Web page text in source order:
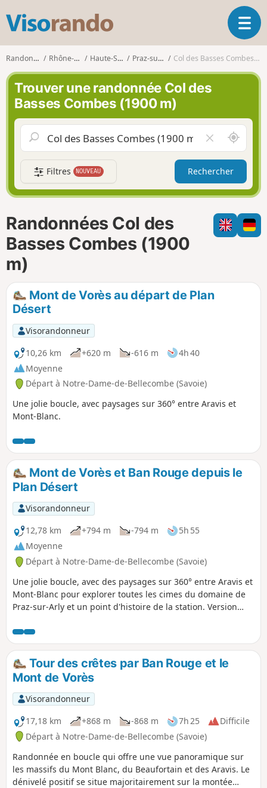
s
o
r
n
d
o
O
u
a
n
v
g
a
i
o
Randonnées Rhône-Alpes Haute-Savoie Praz-sur-Arly Col des Basses Combes (1900 m)
Trouver une randonnée Col des
Basses Combes (1900 m)
i
d
e
r
l
e
h
A
u
t
u
r
d
e
m
Filtres NOUVEAU Rechercher
Randonnées Col des
Basses Combes (1900
m)
Mont de Vorès au départ de Plan
Désert
Visorandonneur
10,26 km
+620 m -616 m
4h 40
Moyenne
Départ à Notre-Dame-de-Bellecombe (Savoie)
Une jolie boucle, avec paysages sur 360° entre Aravis et
Mont-Blanc.
Mont de Vorès et Ban Rouge depuis le
Plan Désert
Visorandonneur
12,78 km
+794 m -794 m
5h 55
Moyenne
Départ à Notre-Dame-de-Bellecombe (Savoie)
Une jolie boucle, avec des paysages sur 360° entre Aravis et
Mont-Blanc pour explorer toutes les cimes du domaine de
Praz-sur-Arly et un point d'histoire de la station. Version
précédemment publiée du même auteur afin d'ajouter
plusieurs points de vue.
Tour des crêtes par Ban Rouge et le
Mont de Vorès
Visorandonneur
17,18 km
+868 m -868 m 7h 25
Difficile
Départ à Notre-Dame-de-Bellecombe (Savoie)
Randonnée en boucle qui offre une vue panoramique sur
les massifs du Mont Blanc, du Beaufortain et des Aravis. Le
dénivelé positif se situe majoritairement sur la montée